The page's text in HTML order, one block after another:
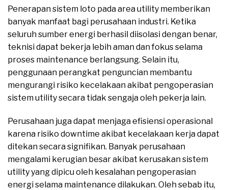
Penerapan sistem loto pada area utility memberikan
banyak manfaat bagi perusahaan industri. Ketika
seluruh sumber energi berhasil diisolasi dengan benar,
teknisi dapat bekerja lebih aman dan fokus selama
proses maintenance berlangsung. Selain itu,
penggunaan perangkat penguncian membantu
mengurangi risiko kecelakaan akibat pengoperasian
sistem utility secara tidak sengaja oleh pekerja lain.
Perusahaan juga dapat menjaga efisiensi operasional
karena risiko downtime akibat kecelakaan kerja dapat
ditekan secara signifikan. Banyak perusahaan
mengalami kerugian besar akibat kerusakan sistem
utility yang dipicu oleh kesalahan pengoperasian
energi selama maintenance dilakukan. Oleh sebab itu,